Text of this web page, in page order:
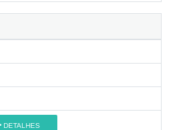
DETALHES